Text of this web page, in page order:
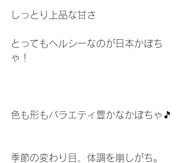
しっとり上品な甘さ
とってもヘルシーなのが日本かぼち
ゃ！
色も形もバラエティ豊かなかぼちゃ🎵
季節の変わり目、体調を崩しがち。